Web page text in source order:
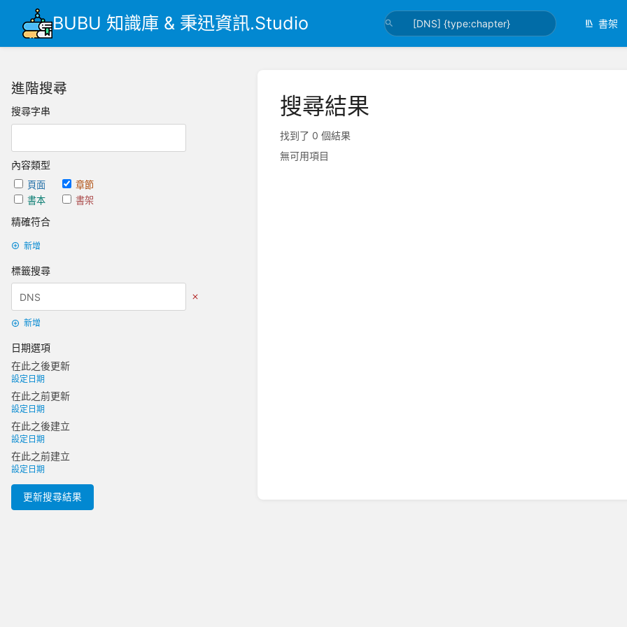
BUBU 知識庫 & 秉迅資訊.Studio 書架
進階搜尋
搜尋字串
內容類型
頁面
章節
書本
書架
精確符合
新增
標籤搜尋
新增
日期選項
在此之後更新
設定日期
在此之前更新
設定日期
在此之後建立
設定日期
在此之前建立
設定日期
更新搜尋結果
搜尋結果
找到了 0 個結果
無可用項目